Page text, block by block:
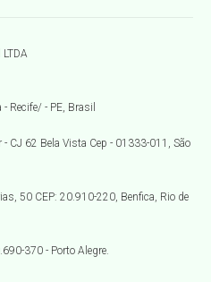
LTDA
Recife/ - PE, Brasil
CJ 62 Bela Vista Cep - 01333-011, São
50 CEP: 20.910-220, Benfica, Rio de
370 - Porto Alegre.